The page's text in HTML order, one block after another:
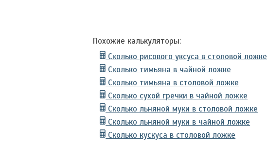
Похожие калькуляторы:
Сколько рисового уксуса в столовой ложке
Сколько тимьяна в чайной ложке
Сколько тимьяна в столовой ложке
Сколько сухой гречки в чайной ложке
Сколько льняной муки в столовой ложке
Сколько льняной муки в чайной ложке
Сколько кускуса в столовой ложке